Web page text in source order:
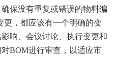
保没有重复或错误的物料编
更，都应该有一个明确的变
响、会议讨论、执行变更和
BOM进行审查，以适应市